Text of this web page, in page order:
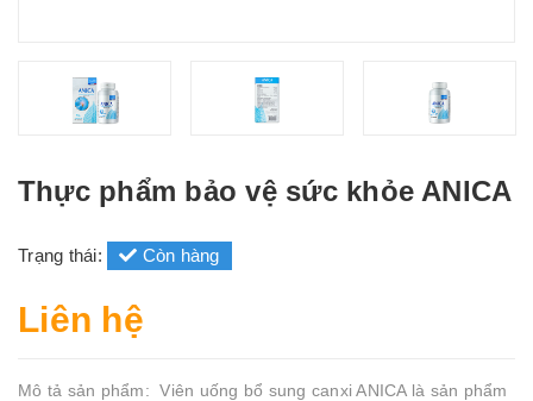
Thực phẩm bảo vệ sức khỏe ANICA
Trạng thái: Còn hàng
Liên hệ
Mô tả sản phẩm: Viên uống bổ sung canxi ANICA là sản phẩm